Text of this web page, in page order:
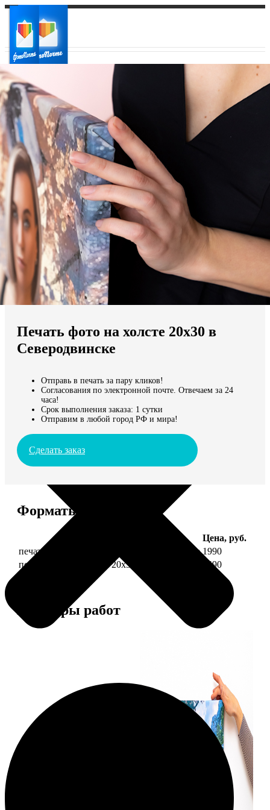
Ваш город:
Ваш регион доставки
Выберите из списка:
Мы доставляем по всему миру
Продолжить без города
Печать фото на холсте 20х30 в
Северодвинске
Отправь в печать за пару кликов!
Согласования по электронной почте. Отвечаем за 24
часа!
Срок выполнения заказа: 1 сутки
Отправим в любой город РФ и мира!
Сделать заказ
Форматы и цены
Цена, руб.
печать фото на холсте 20х30 на подрамнике 1990
печать фото на холсте 20х30 в раме
4490
Примеры работ